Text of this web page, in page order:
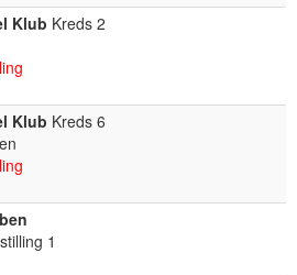
Klub Kreds 2
Klub Kreds 6
1